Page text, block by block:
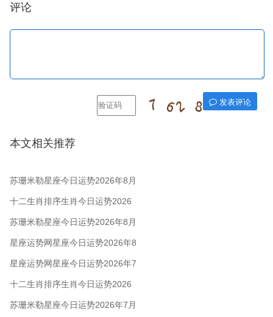
评论
发表评论
本文相关推荐
苏珊米勒星座今日运势2026年8月
6日
十二生肖排序生肖今日运势2026
年8月5日
苏珊米勒星座今日运势2026年8月
5日
星座运势网星座今日运势2026年8
月5日
星座运势网星座今日运势2026年7
月28日
十二生肖排序生肖今日运势2026
年7月28日
苏珊米勒星座今日运势2026年7月